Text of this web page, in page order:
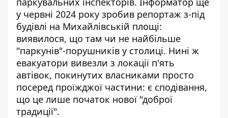
у червні 2024 року зробив репортаж з-під
будівлі на Михайлівській площі:
виявилося, що там чи не найбільше
"паркунів"-порушників у столиці. Нині ж
евакуатори вивезли з локації п'ять
автівок, покинутих власниками просто
посеред проїжджої частини: є сподівання,
що це лише початок нової "доброї
традиції".